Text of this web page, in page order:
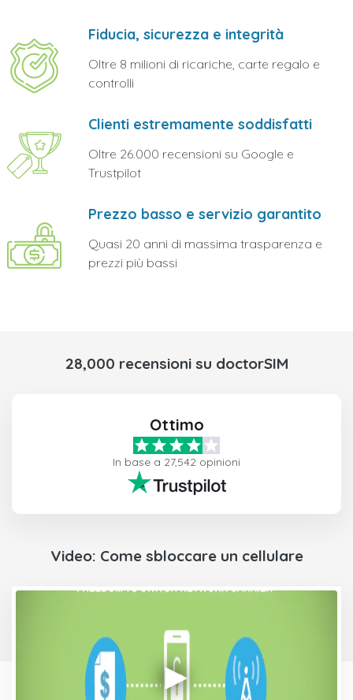
Fiducia, sicurezza e integrità
Oltre 8 milioni di ricariche, carte regalo e
controlli
Clienti estremamente soddisfatti
Oltre 26.000 recensioni su Google e
Trustpilot
Prezzo basso e servizio garantito
Quasi 20 anni di massima trasparenza e
prezzi più bassi
28,000 recensioni su doctorSIM
Ottimo
In base a 27,542 opinioni
Video: Come sbloccare un cellulare